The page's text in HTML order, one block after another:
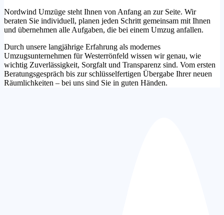
Nordwind Umzüge steht Ihnen von Anfang an zur Seite. Wir
beraten Sie individuell, planen jeden Schritt gemeinsam mit Ihnen
und übernehmen alle Aufgaben, die bei einem Umzug anfallen.
Durch unsere langjährige Erfahrung als modernes
Umzugsunternehmen für Westerrönfeld wissen wir genau, wie
wichtig Zuverlässigkeit, Sorgfalt und Transparenz sind. Vom ersten
Beratungsgespräch bis zur schlüsselfertigen Übergabe Ihrer neuen
Räumlichkeiten – bei uns sind Sie in guten Händen.